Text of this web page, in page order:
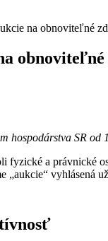
na obnoviteľné
hospodárstva SR
a právnické
„aukcie“ vyhlásená